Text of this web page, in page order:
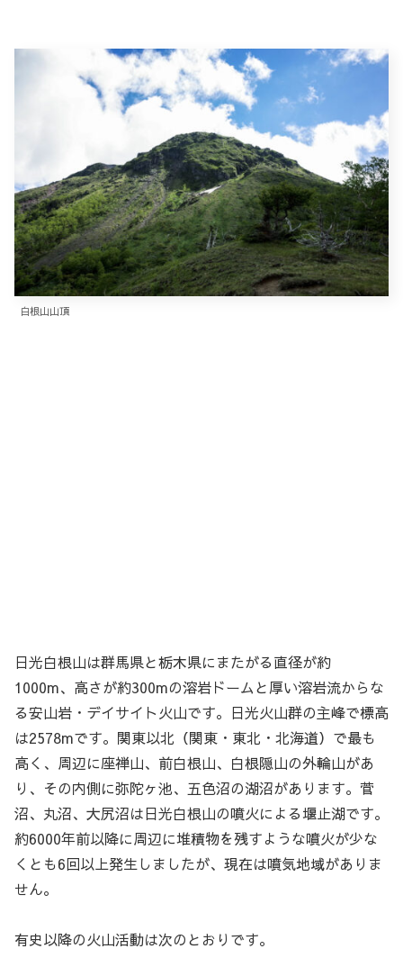
白根山山頂
日光白根山は群馬県と栃木県にまたがる直径が約
1000m、高さが約300mの溶岩ドームと厚い溶岩流からな
る安山岩・デイサイト火山です。日光火山群の主峰で標高
は2578mです。関東以北（関東・東北・北海道）で最も
高く、周辺に座禅山、前白根山、白根隠山の外輪山があ
り、その内側に弥陀ヶ池、五色沼の湖沼があります。菅
沼、丸沼、大尻沼は日光白根山の噴火による堰止湖です。
約6000年前以降に周辺に堆積物を残すような噴火が少な
くとも6回以上発生しましたが、現在は噴気地域がありま
せん。
有史以降の火山活動は次のとおりです。